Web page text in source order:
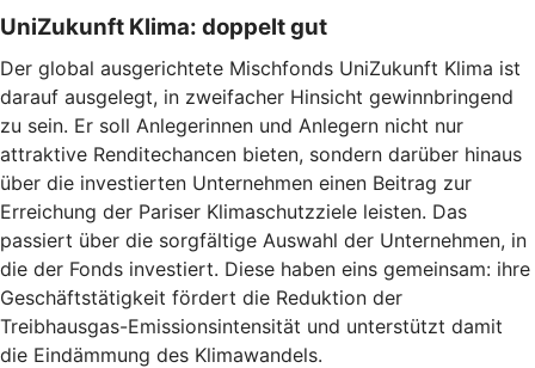
UniZukunft Klima: doppelt gut
Der global ausgerichtete Mischfonds UniZukunft Klima ist
darauf ausgelegt, in zweifacher Hinsicht gewinnbringend
zu sein. Er soll Anlegerinnen und Anlegern nicht nur
attraktive Renditechancen bieten, sondern darüber hinaus
über die investierten Unternehmen einen Beitrag zur
Erreichung der Pariser Klimaschutzziele leisten. Das
passiert über die sorgfältige Auswahl der Unternehmen, in
die der Fonds investiert. Diese haben eins gemeinsam: ihre
Geschäftstätigkeit fördert die Reduktion der
Treibhausgas-Emissionsintensität und unterstützt damit
die Eindämmung des Klimawandels.